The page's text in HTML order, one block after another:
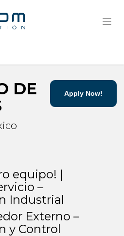
Apply Now!
DE
equipo! |
–
Industrial
Externo –
y Control